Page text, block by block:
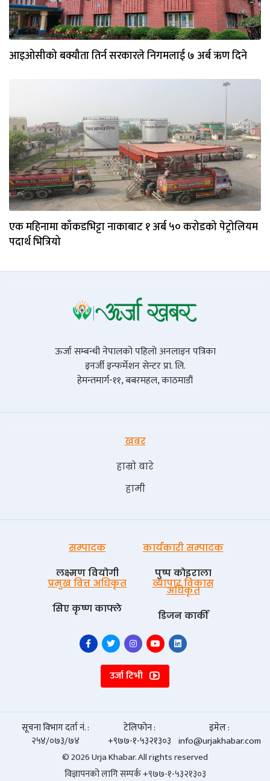
आइओसीको बक्यौता तिर्न सरकारले निगमलाई ७ अर्ब ऋण दिने
एक महिनामा काँकडभिट्टा नाकाबाट १ अर्ब ५० करोडको पेट्रोलियम
पदार्थ भित्रियो
ऊर्जा सम्बन्धी नेपालको पहिलो अनलाइन पत्रिका
इनर्जी इन्फर्मेशन सेन्टर प्रा. लि.
हेमन्तमार्ग-११, बबरमहल, काठमाडौं
खबर
हाम्रो बारे
हामी
सम्पादक
लक्ष्मण वियोगी
कार्यकारी सम्पादक
पुष्प काेइराला
प्रमुख वित्त अधिकृत
सिए कृष्ण काफ्ले
व्यापार विकास
अधिकृत
डिजन कार्की
उर्जा टिभी
सूचना विभाग दर्ता नं. :
२५४/०७३/७४
टेलिफोन :
+९७७-१-५३२१३०३
इमेल :
info@urjakhabar.com
© 2026 Urja Khabar. All rights reserved
विज्ञापनको लागि सम्पर्क +९७७-१-५३२१३०३